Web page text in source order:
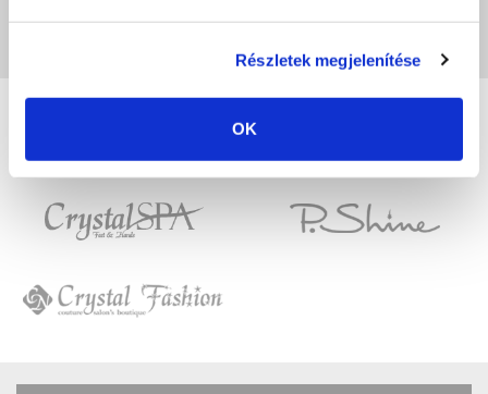
Részletek megjelenítése
OK
A képeken megjelenő színek eltérhetnek a valóságtól, a monitor beállításaitól
SPA